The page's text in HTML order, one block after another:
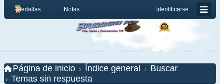
Identificarse
Medallas Notas
Página de inicio Índice general
Buscar
Temas sin respuesta